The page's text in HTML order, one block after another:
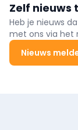
Zelf nieuws
Heb je nieuws
met ons via het
Nieuws